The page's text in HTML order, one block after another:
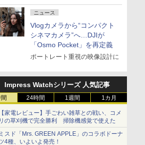
ォーマンスを繰り広げる
ニュース
Vlogカメラから“コンパクト
シネマカメラ”へ…DJIが
「Osmo Pocket」を再定義
ポートレート重視の映像設計に
Impress Watchシリーズ 人気記事
24時間 1週間 1カ月
家電レビュー】手ごわい雑草との戦い、コメ
の草刈機で完全勝利 掃除機感覚で使えた
スド「Mrs. GREEN APPLE」のコラボドーナ
4種、いよいよ発売！